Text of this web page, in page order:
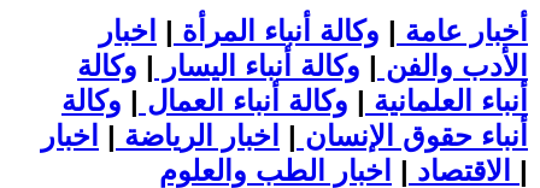
أخبار عامة | وكالة أنباء المرأة | اخبار
الأدب والفن | وكالة أنباء اليسار | وكالة
أنباء العلمانية | وكالة أنباء العمال | وكالة
أنباء حقوق الإنسان | اخبار الرياضة | اخبار
الاقتصاد | |